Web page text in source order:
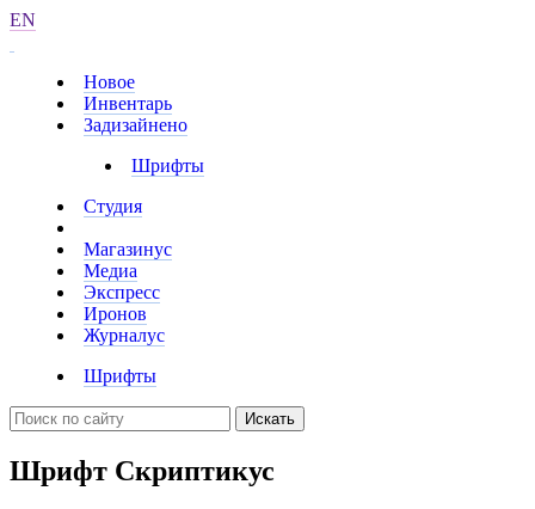
EN
Новое
Инвентарь
Задизайнено
Шрифты
Студия
Магазинус
Медиа
Экспресс
Иронов
Журналус
Шрифты
Искать
Шрифт Скриптикус